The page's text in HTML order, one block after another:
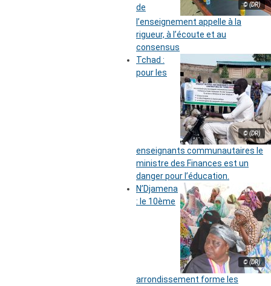
© (DR)
de
l’enseignement appelle à la
rigueur, à l’écoute et au
consensus
© (DR)
Tchad :
pour les
enseignants communautaires le
ministre des Finances est un
danger pour l’éducation.
© (DR)
N’Djamena
: le 10ème
arrondissement forme les